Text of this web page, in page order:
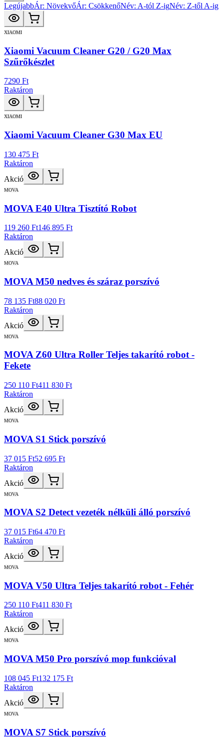
LegújabbÁr: NövekvőÁr: CsökkenőNév: A-tól Z-igNév: Z-től A-ig
XIAOMI
Xiaomi Vacuum Cleaner G20 / G20 Max
Szűrőkészlet
7290 Ft
Raktáron
XIAOMI
Xiaomi Vacuum Cleaner G30 Max EU
130 475 Ft
Raktáron
Akció
MOVA
MOVA E40 Ultra Tisztító Robot
119 260 Ft146 895 Ft
Raktáron
Akció
MOVA
MOVA M50 nedves és száraz porszívó
78 135 Ft88 020 Ft
Raktáron
Akció
MOVA
MOVA Z60 Ultra Roller Teljes takarító robot -
Fekete
250 110 Ft411 830 Ft
Raktáron
Akció
MOVA
MOVA S1 Stick porszívó
37 015 Ft52 695 Ft
Raktáron
Akció
MOVA
MOVA S2 Detect vezeték nélküli álló porszívó
37 015 Ft64 470 Ft
Raktáron
Akció
MOVA
MOVA V50 Ultra Teljes takarító robot - Fehér
250 110 Ft411 830 Ft
Raktáron
Akció
MOVA
MOVA M50 Pro porszívó mop funkcióval
108 045 Ft132 175 Ft
Raktáron
Akció
MOVA
MOVA S7 Stick porszívó